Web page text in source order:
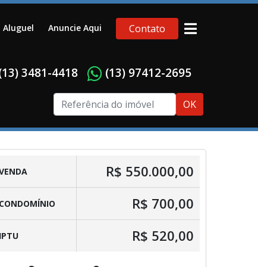
Aluguel Anuncie Aqui Contato
3481-4418 (13) 97412-2695
OK
R$ 550.000,00
CONDOMÍNIO R$ 700,00
IPTU R$ 520,00